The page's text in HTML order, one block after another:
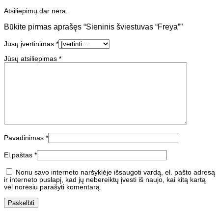
Atsiliepimų dar nėra.
Būkite pirmas aprašęs “Sieninis šviestuvas “Freya””
Jūsų įvertinimas *
Jūsų atsiliepimas *
Pavadinimas *
El.paštas *
Noriu savo interneto naršyklėje išsaugoti vardą, el. pašto adresą
ir interneto puslapį, kad jų nebereiktų įvesti iš naujo, kai kitą kartą
vėl norėsiu parašyti komentarą.